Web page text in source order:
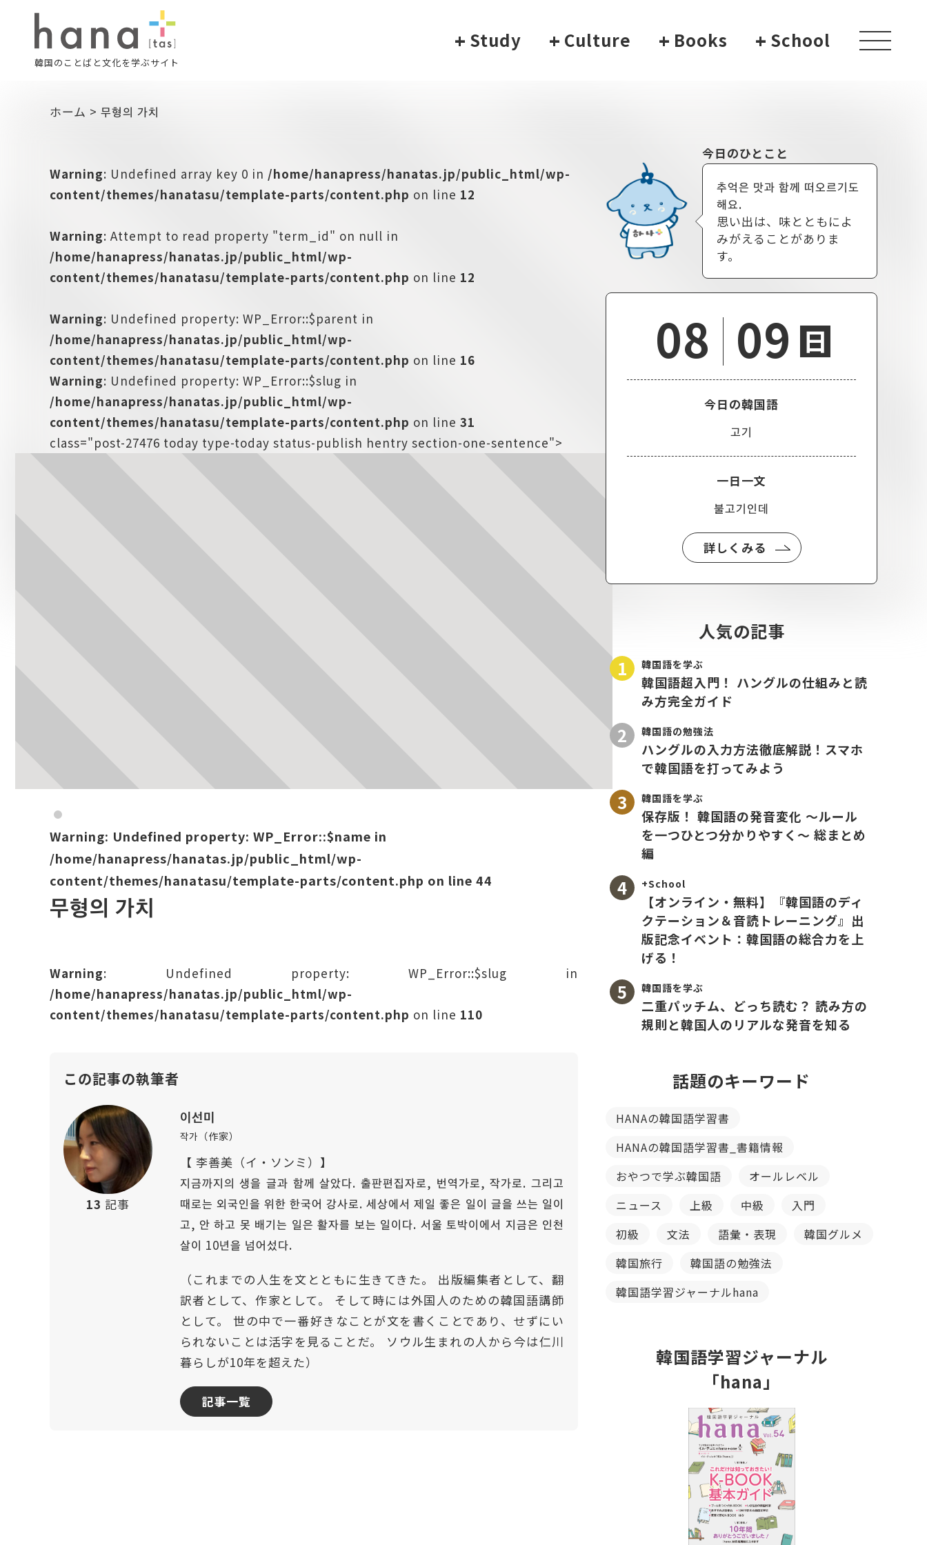
韓国のことばと文化を学ぶサイト
+ Study + Culture + Books + School
toggle
ホーム > 무형의 가치
Warning: Undefined array key 0 in /home/hanapress/hanatas.jp/public_html/wp-
content/themes/hanatasu/template-parts/content.php on line 12
Warning: Attempt to read property "term_id" on null in
/home/hanapress/hanatas.jp/public_html/wp-
content/themes/hanatasu/template-parts/content.php on line 12
Warning: Undefined property: WP_Error::$parent in
/home/hanapress/hanatas.jp/public_html/wp-
content/themes/hanatasu/template-parts/content.php on line 16
Warning: Undefined property: WP_Error::$slug in
/home/hanapress/hanatas.jp/public_html/wp-
content/themes/hanatasu/template-parts/content.php on line 31
class="post-27476 today type-today status-publish hentry section-one-sentence">
Warning: Undefined property: WP_Error::$name in
/home/hanapress/hanatas.jp/public_html/wp-
content/themes/hanatasu/template-parts/content.php on line 44
무형의 가치
Warning: Undefined property: WP_Error::$slug in
/home/hanapress/hanatas.jp/public_html/wp-
content/themes/hanatasu/template-parts/content.php on line 110
この記事の執筆者
13 記事
이선미
작가（作家）
【 李善美（イ・ソンミ）】
지금까지의 생을 글과 함께 살았다. 출판편집자로, 번역가로, 작가로. 그리고
때로는 외국인을 위한 한국어 강사로. 세상에서 제일 좋은 일이 글을 쓰는 일이
고, 안 하고 못 배기는 일은 활자를 보는 일이다. 서울 토박이에서 지금은 인천
살이 10년을 넘어섰다.
（これまでの人生を文とともに生きてきた。 出版編集者として、翻
訳者として、作家として。 そして時には外国人のための韓国語講師
として。 世の中で一番好きなことが文を書くことであり、せずにい
られないことは活字を見ることだ。 ソウル生まれの人から今は仁川
暮らしが10年を超えた）
記事一覧
今日のひとこと
추억은 맛과 함께 떠오르기도
해요.
思い出は、味とともによ
みがえることがありま
す。
08 09 日
今日の韓国語
고기
一日一文
불고기인데
詳しくみる
人気の記事
韓国語を学ぶ
韓国語超入門！ ハングルの仕組みと読
み方完全ガイド
韓国語の勉強法
ハングルの入力方法徹底解説！スマホ
で韓国語を打ってみよう
韓国語を学ぶ
保存版！ 韓国語の発音変化 〜ルール
を一つひとつ分かりやすく〜 総まとめ
編
+School
【オンライン・無料】『韓国語のディ
クテーション＆音読トレーニング』出
版記念イベント：韓国語の総合力を上
げる！
韓国語を学ぶ
二重パッチム、どっち読む？ 読み方の
規則と韓国人のリアルな発音を知る
話題のキーワード
HANAの韓国語学習書
HANAの韓国語学習書_書籍情報
おやつで学ぶ韓国語
オールレベル
ニュース
上級 中級
入門
初級
文法 語彙・表現
韓国グルメ
韓国旅行
韓国語の勉強法
韓国語学習ジャーナルhana
韓国語学習ジャーナル
「hana」